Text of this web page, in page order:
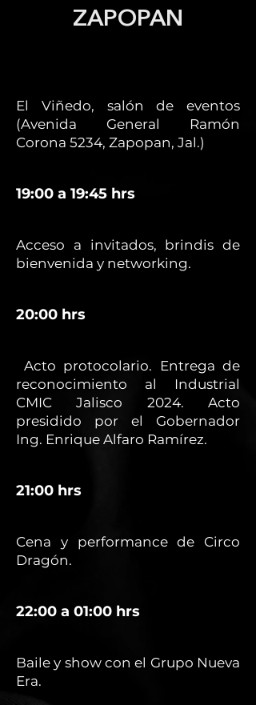
ZAPOPAN
El Viñedo, salón de eventos
(Avenida General Ramón
Corona 5234, Zapopan, Jal.)
19:00 a 19:45 hrs
Acceso a invitados, brindis de
bienvenida y networking.
20:00 hrs
Acto protocolario. Entrega de
reconocimiento al Industrial
CMIC Jalisco 2024. Acto
presidido por el Gobernador
Ing. Enrique Alfaro Ramírez.
21:00 hrs
Cena y performance de Circo
Dragón.
22:00 a 01:00 hrs
Baile y show con el Grupo Nueva
Era.